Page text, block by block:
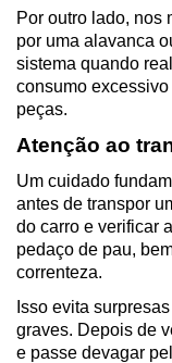
Por outro lado, nos
por uma alavanca
sistema quando
consumo
peças.
Atenção ao
Um cuidado
antes de transpor
do carro e verificar
pedaço de pau,
correnteza.
Isso evita
graves. Depois de
e passe devagar